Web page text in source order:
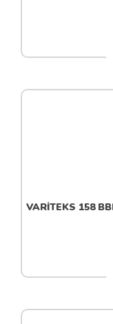
VARİTEKS 158